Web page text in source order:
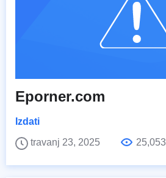
Eporner.com
Izdati
travanj 23, 2025
25,053